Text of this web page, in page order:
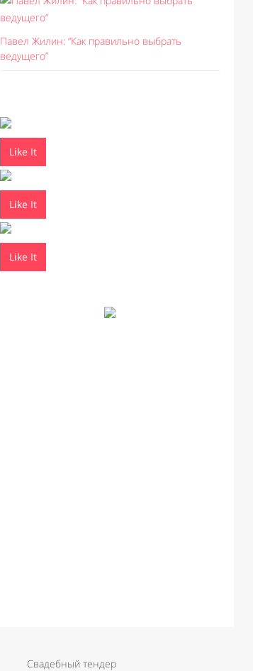
Павел Жилин: “Как правильно выбрать
ведущего”
Like It
Like It
Like It
Свадебный тендер